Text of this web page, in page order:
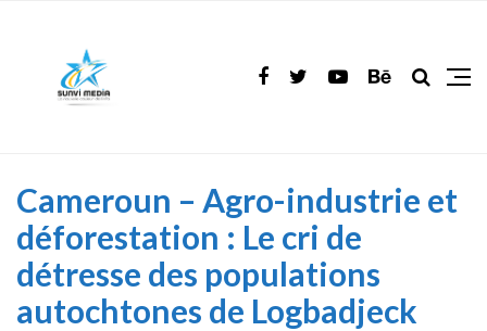
Cameroun – Agro-industrie et
déforestation : Le cri de
détresse des populations
autochtones de Logbadjeck